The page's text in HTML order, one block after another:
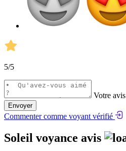
5/5
Votre avis
Envoyer
Commenter comme voyant vérifié
Soleil voyance avis